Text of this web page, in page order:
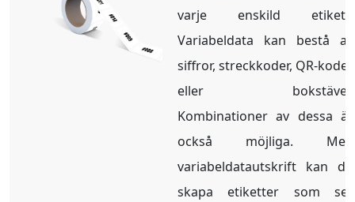
varje enskild etikett.
Variabeldata kan bestå av
siffror, streckkoder, QR-koder
eller bokstäver.
Kombinationer av dessa är
också möjliga. Med
variabeldatautskrift kan du
skapa etiketter som ser